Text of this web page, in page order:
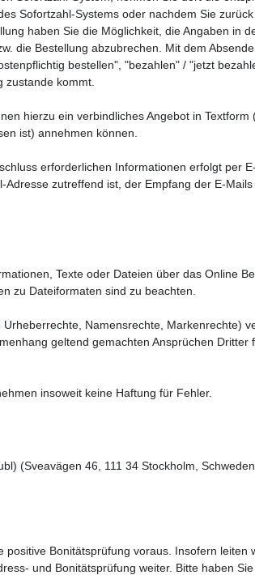
Sofortzahl-Systems oder nachdem Sie
haben Sie die Möglichkeit, die Angaben in
die Bestellung abzubrechen. Mit dem
bestellen", "bezahlen" / "jetzt
zustande kommt.
hierzu ein verbindliches Angebot in Textform
ist) annehmen können.
erforderlichen Informationen erfolgt per
zutreffend ist, der Empfang der E-Mails
Texte oder Dateien über das Online
zu Dateiformaten sind zu beachten.
Namensrechte, Markenrechte)
geltend gemachten Ansprüchen Dritter
insoweit keine Haftung für Fehler.
(Sveavägen 46, 111 34 Stockholm,
Bonitätsprüfung voraus. Insofern leiten
und Bonitätsprüfung weiter. Bitte haben Sie